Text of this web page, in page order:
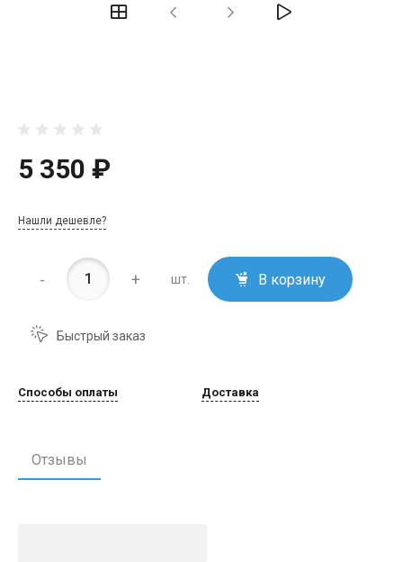
5 350 ₽
Нашли дешевле?
- + шт. В корзину
Быстрый заказ
Способы оплаты Доставка
Отзывы